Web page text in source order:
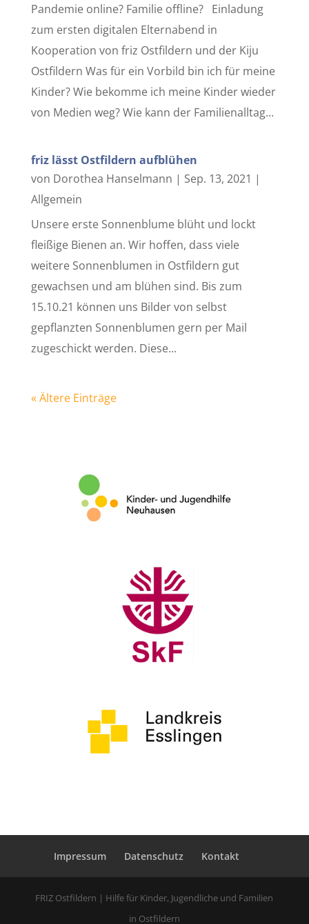
Pandemie online? Familie offline? Einladung
zum ersten digitalen Elternabend in
Kooperation von friz Ostfildern und der Kiju
Ostfildern Was für ein Vorbild bin ich für meine
Kinder? Wie bekomme ich meine Kinder wieder
von Medien weg? Wie kann der Familienalltag...
friz lässt Ostfildern aufblühen
von Dorothea Hanselmann | Sep. 13, 2021 |
Allgemein
Unsere erste Sonnenblume blüht und lockt
fleißige Bienen an. Wir hoffen, dass viele
weitere Sonnenblumen in Ostfildern gut
gewachsen und am blühen sind. Bis zum
15.10.21 können uns Bilder von selbst
gepflanzten Sonnenblumen gern per Mail
zugeschickt werden. Diese...
« Ältere Einträge
Impressum Datenschutz Kontakt
FRIZ Ostfildern | Hilfe für Kinder, Jugendliche und Familien
in Ostfildern